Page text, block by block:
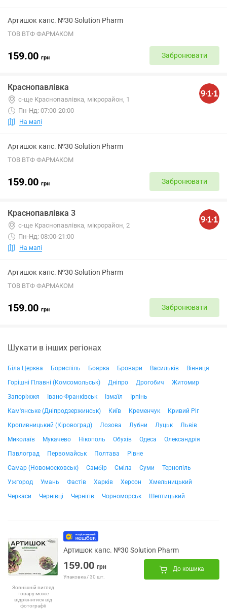
Артишок капс. №30 Solution Pharm
ТОВ ВТФ ФАРМАКОМ
159.00 грн Забронювати
Краснопавлівка
с-ще Краснопавлівка, мікрорайон, 1
Пн-Нд: 07:00-20:00
На мапі
Артишок капс. №30 Solution Pharm
ТОВ ВТФ ФАРМАКОМ
159.00 грн Забронювати
Краснопавлівка 3
с-ще Краснопавлівка, мікрорайон, 2
Пн-Нд: 08:00-21:00
На мапі
Артишок капс. №30 Solution Pharm
ТОВ ВТФ ФАРМАКОМ
159.00 грн Забронювати
Шукати в інших регіонах
Біла Церква Бориспіль Боярка Бровари Васильків
Вінниця
Горішні Плавні (Комсомольськ)
Дніпро Дрогобич
Житомир
Запоріжжя
Івано-Франківськ Ізмаїл
Ірпінь
Кам'янське (Дніпродзержинськ)
Київ Кременчук
Кривий Ріг
Кропивницький (Кіровоград)
Лозова Лубни Луцьк
Львів
Миколаїв
Мукачево Нікополь Обухів Одеса
Олександрія
Павлоград
Первомайськ Полтава
Рівне
Самар (Новомосковськ)
Самбір Сміла Суми
Тернопіль
Ужгород
Умань Фастів Харків Херсон
Хмельницький
Черкаси
Чернівці Чернігів Чорноморськ Шептицький
Зовнішній вигляд
товару може
відрізнятися від
фотографії
Артишок капс. №30 Solution Pharm
159.00 грн
Упаковка / 30 шт.
До кошика